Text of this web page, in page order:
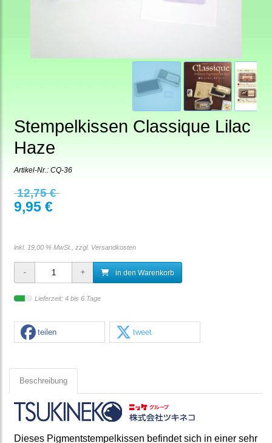
Stempelkissen Classique Lilac
Haze
Artikel-Nr.: CQ-36
12,75 €
9,95 €
inkl. 19,00 % MwSt., zzgl. Versandkosten
in den Warenkorb
Lieferzeit: 4 bis 6 Tage
teilen tweet
Beschreibung
Dieses Pigmentstempelkissen befindet sich in einer sehr